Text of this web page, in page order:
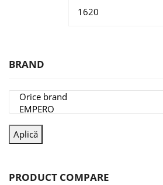
BRAND
Aplică
PRODUCT COMPARE